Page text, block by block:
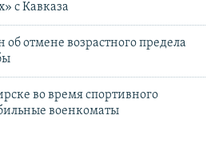
с Кавказа
отмене возрастного предела
во время спортивного
военкоматы